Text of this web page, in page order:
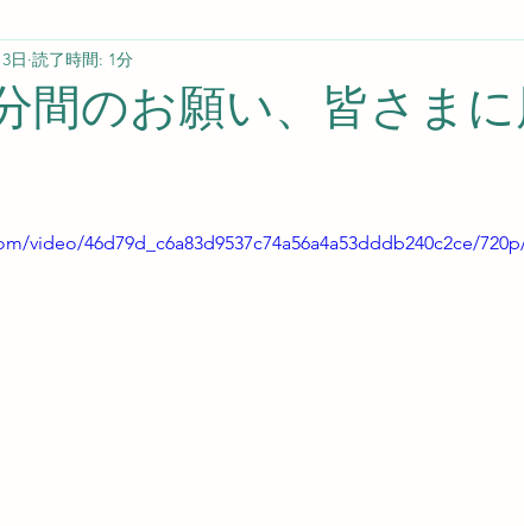
間のお願い、皆さま
日 読了時間: 1分
video/46d79d_c6a83d9537c74a56a4a53dddb240c2ce/